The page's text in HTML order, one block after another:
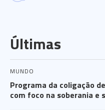
Últimas
MUNDO
Programa da coligação
com foco na soberania e